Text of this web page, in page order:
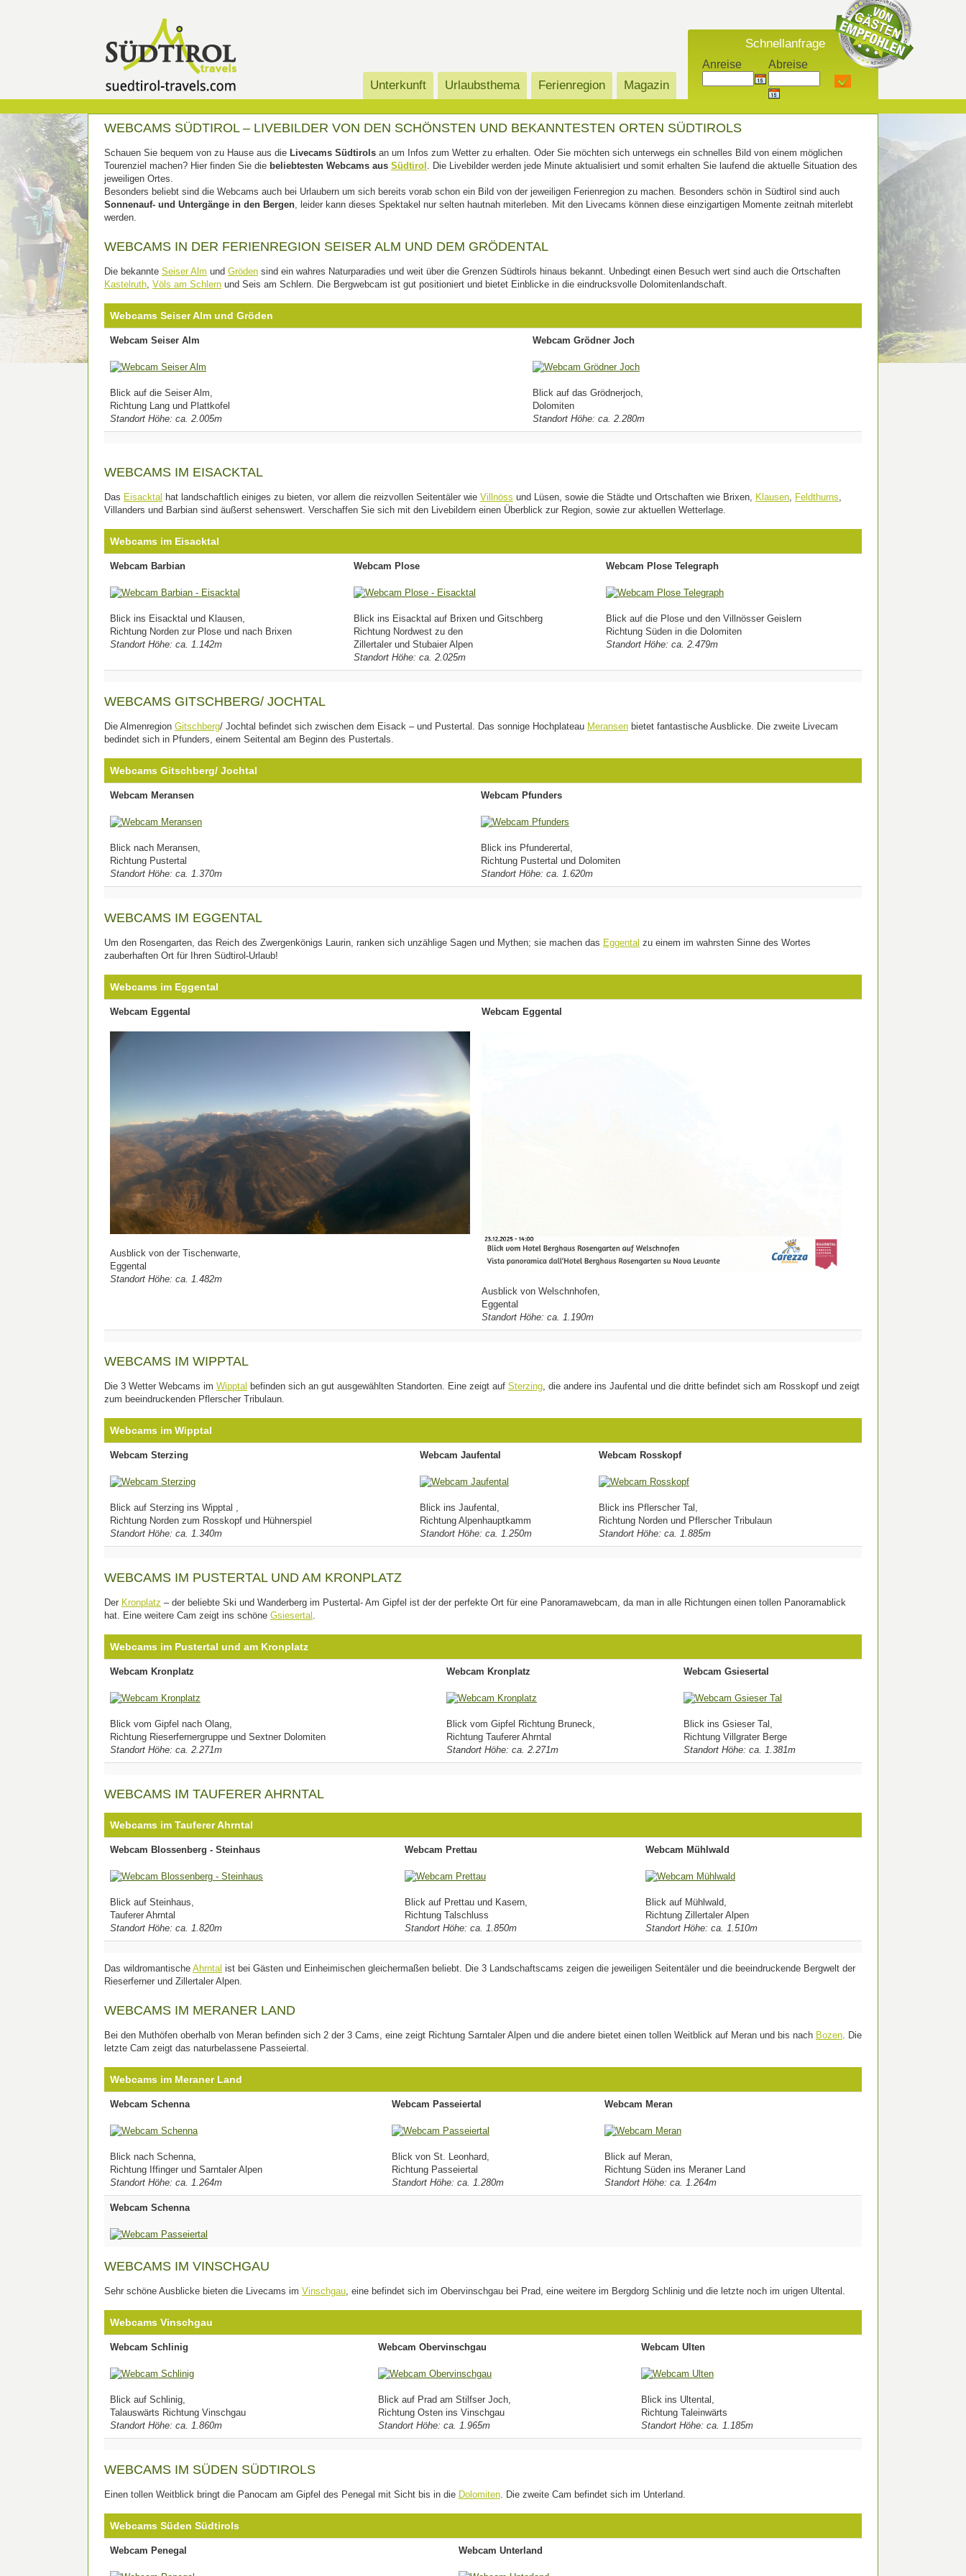
Unterkunft Urlaubsthema Ferienregion Magazin
Schnellanfrage
Anreise Abreise
WEBCAMS SÜDTIROL – LIVEBILDER VON DEN SCHÖNSTEN UND BEKANNTESTEN ORTEN SÜDTIROLS
Schauen Sie bequem von zu Hause aus die Livecams Südtirolsan um Infos zum Wetter zu erhalten. Oder Sie möchten sich unterwegs ein schnelles Bild von einem möglichen
Tourenziel machen? Hier finden Sie die beliebtesten Webcams aus Südtirol . Die Livebilder werden jede Minute aktualisiert und somit erhalten Sie laufend die aktuelle Situation des
jeweiligen Ortes.
Besonders beliebt sind die Webcams auch bei Urlaubern um sich bereits vorab schon ein Bild von der jeweiligen Ferienregion zu machen. Besonders schön in Südtirol sind auch
Sonnenauf- und Untergänge in den Bergen, leider kann dieses Spektakel nur selten hautnah miterleben. Mit den Livecams können diese einzigartigen Momente zeitnah miterlebt
werden.
WEBCAMS IN DER FERIENREGION SEISER ALM UND DEM GRÖDENTAL
Die bekannte Seiser Alm und Grödensind ein wahres Naturparadies und weit über die Grenzen Südtirols hinaus bekannt. Unbedingt einen Besuch wert sind auch die Ortschaften
Kastelruth, Völs am Schlernund Seis am Schlern. Die Bergwebcam ist gut positioniert und bietet Einblicke in die eindrucksvolle Dolomitenlandschaft.
Webcams Seiser Alm und Gröden
Webcam Seiser Alm
Blick auf die Seiser Alm,
Richtung Lang und Plattkofel
Standort Höhe: ca. 2.005m
Webcam Grödner Joch
Blick auf das Grödnerjoch,
Dolomiten
Standort Höhe: ca. 2.280m
WEBCAMS IM EISACKTAL
Das Eisacktal hat landschaftlich einiges zu bieten, vor allem die reizvollen Seitentäler wie Villnöss und Lüsen, sowie die Städte und Ortschaften wie Brixen, Klausen, Feldthurns,
Villanders und Barbian sind äußerst sehenswert. Verschaffen Sie sich mit den Livebildern einen Überblick zur Region, sowie zur aktuellen Wetterlage.
Webcams im Eisacktal
Webcam Barbian
Blick ins Eisacktal und Klausen,
Richtung Norden zur Plose und nach Brixen
Standort Höhe: ca. 1.142m
Webcam Plose
Blick ins Eisacktal auf Brixen und Gitschberg
Richtung Nordwest zu den
Zillertaler und Stubaier Alpen
Standort Höhe: ca. 2.025m
Webcam Plose Telegraph
Blick auf die Plose und den Villnösser Geislern
Richtung Süden in die Dolomiten
Standort Höhe: ca. 2.479m
WEBCAMS GITSCHBERG/ JOCHTAL
Die Almenregion Gitschberg/ Jochtal befindet sich zwischen dem Eisack – und Pustertal. Das sonnige Hochplateau Meransenbietet fantastische Ausblicke. Die zweite Livecam
bedindet sich in Pfunders, einem Seitental am Beginn des Pustertals.
Webcams Gitschberg/ Jochtal
Webcam Meransen
Blick nach Meransen,
Richtung Pustertal
Standort Höhe: ca. 1.370m
Webcam Pfunders
Blick ins Pfunderertal,
Richtung Pustertal und Dolomiten
Standort Höhe: ca. 1.620m
WEBCAMS IM EGGENTAL
Um den Rosengarten, das Reich des Zwergenkönigs Laurin, ranken sich unzählige Sagen und Mythen; sie machen das Eggental zu einem im wahrsten Sinne des Wortes
zauberhaften Ort für Ihren Südtirol-Urlaub!
Webcams im Eggental
Webcam Eggental
Ausblick von der Tischenwarte,
Eggental
Standort Höhe: ca. 1.482m
Webcam Eggental
Ausblick von Welschnhofen,
Eggental
Standort Höhe: ca. 1.190m
WEBCAMS IM WIPPTAL
Die 3 Wetter Webcams im Wipptal befinden sich an gut ausgewählten Standorten. Eine zeigt auf Sterzing, die andere ins Jaufental und die dritte befindet sich am Rosskopf und zeigt
zum beeindruckenden Pflerscher Tribulaun.
Webcams im Wipptal
Webcam Sterzing
Blick auf Sterzing ins Wipptal ,
Richtung Norden zum Rosskopf und Hühnerspiel
Standort Höhe: ca. 1.340m
Webcam Jaufental
Blick ins Jaufental,
Richtung Alpenhauptkamm
Standort Höhe: ca. 1.250m
Webcam Rosskopf
Blick ins Pflerscher Tal,
Richtung Norden und Pflerscher Tribulaun
Standort Höhe: ca. 1.885m
WEBCAMS IM PUSTERTAL UND AM KRONPLATZ
Der Kronplatz – der beliebte Ski und Wanderberg im Pustertal- Am Gipfel ist der der perfekte Ort für eine Panoramawebcam, da man in alle Richtungen einen tollen Panoramablick
hat. Eine weitere Cam zeigt ins schöne Gsiesertal .
Webcams im Pustertal und am Kronplatz
Webcam Kronplatz
Blick vom Gipfel nach Olang,
Richtung Rieserfernergruppe und Sextner Dolomiten
Standort Höhe: ca. 2.271m
Webcam Kronplatz
Blick vom Gipfel Richtung Bruneck,
Richtung Tauferer Ahrntal
Standort Höhe: ca. 2.271m
Webcam Gsiesertal
Blick ins Gsieser Tal,
Richtung Villgrater Berge
Standort Höhe: ca. 1.381m
WEBCAMS IM TAUFERER AHRNTAL
Webcams im Tauferer Ahrntal
Webcam Blossenberg - Steinhaus
Blick auf Steinhaus,
Tauferer Ahrntal
Standort Höhe: ca. 1.820m
Webcam Prettau
Blick auf Prettau und Kasern,
Richtung Talschluss
Standort Höhe: ca. 1.850m
Webcam Mühlwald
Blick auf Mühlwald,
Richtung Zillertaler Alpen
Standort Höhe: ca. 1.510m
Das wildromantische Ahrntal ist bei Gästen und Einheimischen gleichermaßen beliebt. Die 3 Landschaftscams zeigen die jeweiligen Seitentäler und die beeindruckende Bergwelt der
Rieserferner und Zillertaler Alpen.
WEBCAMS IM MERANER LAND
Bei den Muthöfen oberhalb von Meran befinden sich 2 der 3 Cams, eine zeigt Richtung Sarntaler Alpen und die andere bietet einen tollen Weitblick auf Meran und bis nach Bozen. Die
letzte Cam zeigt das naturbelassene Passeiertal.
Webcams im Meraner Land
Webcam Schenna
Blick nach Schenna,
Richtung Iffinger und Sarntaler Alpen
Standort Höhe: ca. 1.264m
Webcam Passeiertal
Blick von St. Leonhard,
Richtung Passeiertal
Standort Höhe: ca. 1.280m
Webcam Meran
Blick auf Meran,
Richtung Süden ins Meraner Land
Standort Höhe: ca. 1.264m
Webcam Schenna
WEBCAMS IM VINSCHGAU
Sehr schöne Ausblicke bieten die Livecams im Vinschgau, eine befindet sich im Obervinschgau bei Prad, eine weitere im Bergdorg Schlinig und die letzte noch im urigen Ultental.
Webcams Vinschgau
Webcam Schlinig
Blick auf Schlinig,
Talauswärts Richtung Vinschgau
Standort Höhe: ca. 1.860m
Webcam Obervinschgau
Blick auf Prad am Stilfser Joch,
Richtung Osten ins Vinschgau
Standort Höhe: ca. 1.965m
Webcam Ulten
Blick ins Ultental,
Richtung Taleinwärts
Standort Höhe: ca. 1.185m
WEBCAMS IM SÜDEN SÜDTIROLS
Einen tollen Weitblick bringt die Panocam am Gipfel des Penegal mit Sicht bis in die Dolomiten. Die zweite Cam befindet sich im Unterland.
Webcams Süden Südtirols
Webcam Penegal Webcam Unterland